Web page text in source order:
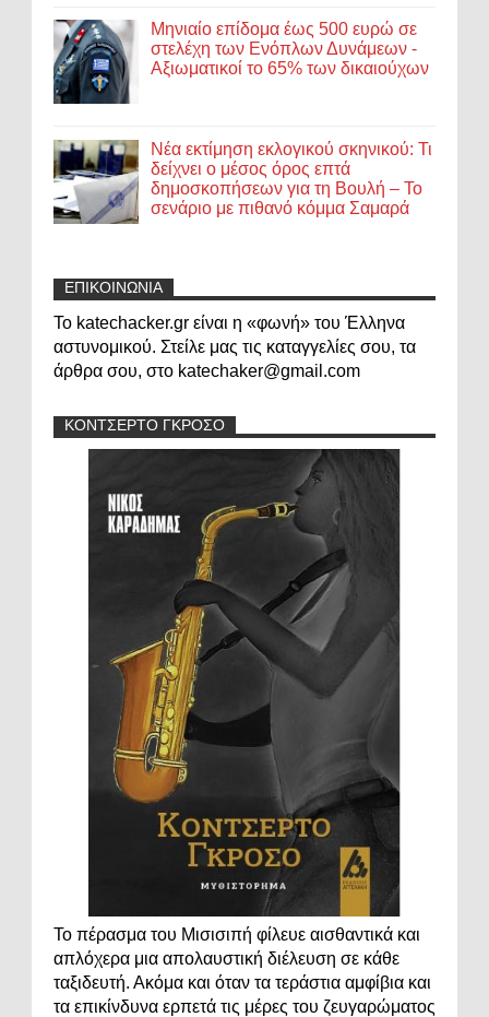
Μηνιαίο επίδομα έως 500 ευρώ σε
στελέχη των Ενόπλων Δυνάμεων -
Αξιωματικοί το 65% των δικαιούχων
Νέα εκτίμηση εκλογικού σκηνικού: Τι
δείχνει ο μέσος όρος επτά
δημοσκοπήσεων για τη Βουλή – Το
σενάριο με πιθανό κόμμα Σαμαρά
ΕΠΙΚΟΙΝΩΝΙΑ
Το katechacker.gr είναι η «φωνή» του Έλληνα
αστυνομικού. Στείλε μας τις καταγγελίες σου, τα
άρθρα σου, στο katechaker@gmail.com
ΚΟΝΤΣΕΡΤΟ ΓΚΡΟΣΟ
Το πέρασμα του Μισισιπή φίλευε αισθαντικά και
απλόχερα μια απολαυστική διέλευση σε κάθε
ταξιδευτή. Ακόμα και όταν τα τεράστια αμφίβια και
τα επικίνδυνα ερπετά τις μέρες του ζευγαρώματος